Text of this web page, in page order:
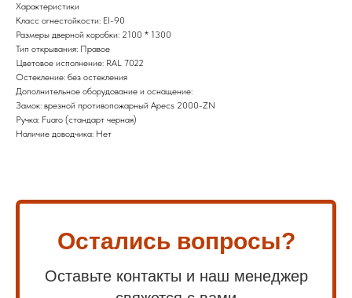
Характеристики
Класс огнестойкости: EI-90
Размеры дверной коробки: 2100 * 1300
Тип открывания: Правое
Цветовое исполнение: RAL 7022
Остекление: без остекления
Дополнительное оборудование и оснащение:
Замок: врезной противопожарный Apecs 2000-ZN
Ручка: Fuaro (стандарт черная)
Наличие доводчика: Нет
Остались вопросы?
Оставьте контакты и наш менеджер